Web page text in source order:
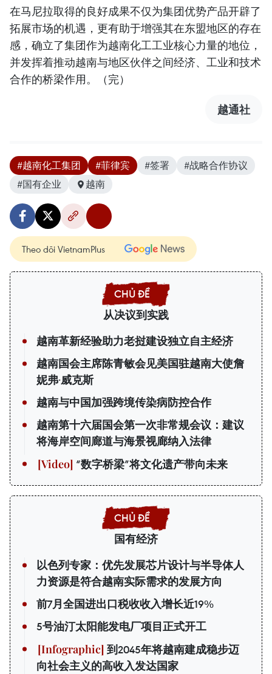
在马尼拉取得的良好成果不仅为集团优势产品开辟了
拓展市场的机遇，更有助于增强其在东盟地区的存在
感，确立了集团作为越南化工工业核心力量的地位，
并发挥着推动越南与地区伙伴之间经济、工业和技术
合作的桥梁作用。（完）
越通社
#越南化工集团 #菲律宾 #签署
#战略合作协议
#国有企业
越南
Theo dõi VietnamPlus
从决议到实践
越南革新经验助力老挝建设独立自主经济
越南国会主席陈青敏会见美国驻越南大使詹
妮弗·威克斯
越南与中国加强跨境传染病防控合作
越南第十六届国会第一次非常规会议：建议
将海岸空间廊道与海景视廊纳入法律
“数字桥梁”将文化遗产带向未来
国有经济
以色列专家：优先发展芯片设计与半导体人
力资源是符合越南实际需求的发展方向
前7月全国进出口税收收入增长近19%
5号油汀太阳能发电厂项目正式开工
到2045年将越南建成稳步迈
向社会主义的高收入发达国家